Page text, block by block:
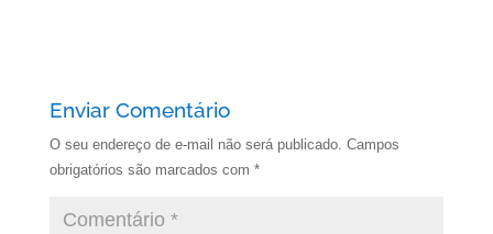
Enviar Comentário
O seu endereço de e-mail não será publicado. Campos
obrigatórios são marcados com *